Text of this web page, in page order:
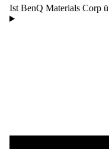
Ist BenQ Materials Corp